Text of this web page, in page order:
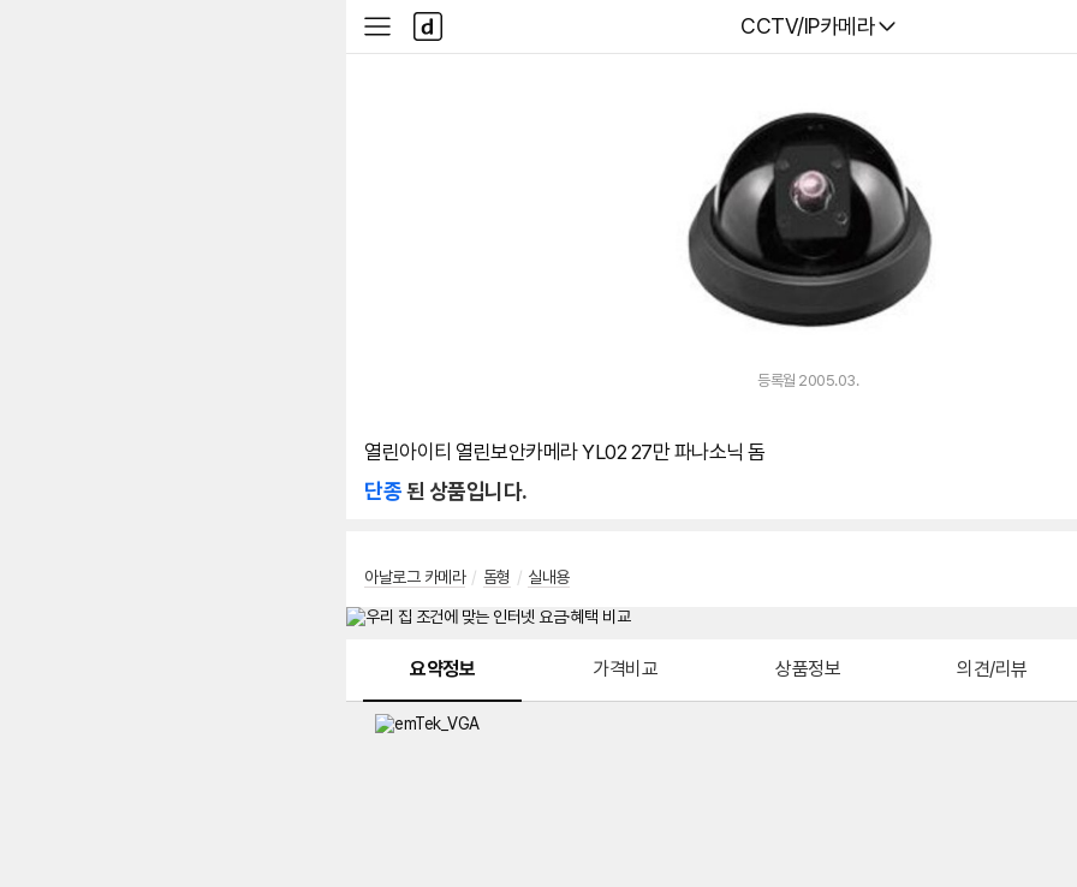
다나와
CCTV/IP카메라
사
이
다
나
와
등록월 2005.03.
열린아이티 열린보안카메라 YL02 27만 파나소닉 돔
단종된 상품입니다.
아날로그 카메라 / 돔형 / 실내용
요약정보 가격비교 상품정보 의견/리뷰